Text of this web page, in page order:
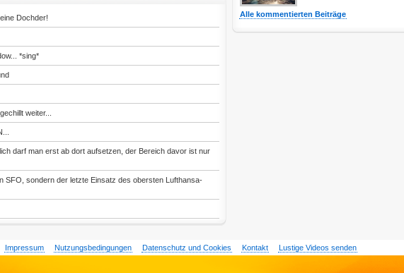
Dochder!
*sing*
weiter...
darf man erst ab dort aufsetzen, der Bereich davor ist nur
SFO, sondern der letzte Einsatz des obersten Lufthansa-
Alle kommentierten Beiträge
Impressum Nutzungsbedingungen Datenschutz und Cookies Kontakt Lustige Videos senden